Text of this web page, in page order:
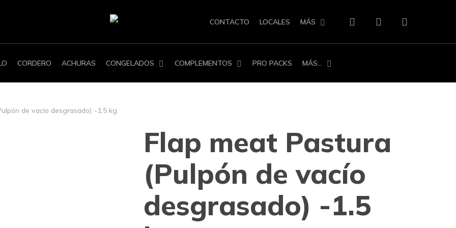
CONTACTO LOCALES MÁS
CORDERO ACHURAS CONGELADOS COMPLEMENTOS PRO PACKS MÁS…
de vacío desgrasado) -1.5 kg
Flap meat Pastura
(Pulpón de vacío
desgrasado) -1.5